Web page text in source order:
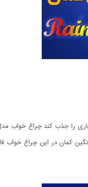
را جذب کند چراغ خواب
كمان در این چراغ خواب